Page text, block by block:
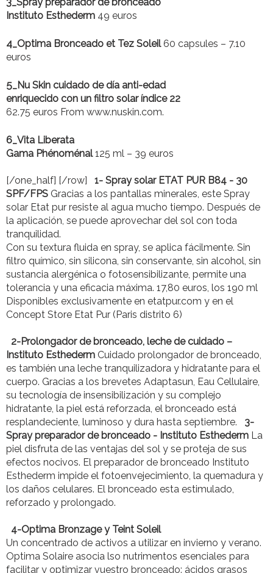
Instituto Esthederm 49 euros
4_ Optima Bronceado et Tez Soleil60 capsules – 7.10
euros
5_ Nu Skin cuidado de día anti-edad
enriquecido con un filtro solar índice 22
62.75 euros From www.nuskin.com.
6_ Vita Liberata
Gama Phénoménal125 ml – 39 euros
[/one_half] [/row] 1- Spray solar ETAT PUR B84 - 30
SPF/FPS Gracias a los pantallas minerales, este Spray
solar Etat pur resiste al agua mucho tiempo. Después de
la aplicación, se puede aprovechar del sol con toda
tranquilidad.
Con su textura fluida en spray, se aplica fácilmente. Sin
filtro químico, sin silicona, sin conservante, sin alcohol, sin
sustancia alergénica o fotosensibilizante, permite una
tolerancia y una eficacia máxima. 17,80 euros, los 190 ml
Disponibles exclusivamente en etatpur.com y en el
Concept Store Etat Pur (Paris distrito 6)
2-Prolongador de bronceado, leche de cuidado –
Instituto Esthederm Cuidado prolongador de bronceado,
es también una leche tranquilizadora y hidratante para el
cuerpo. Gracias a los brevetes Adaptasun, Eau Cellulaire,
su tecnología de insensibilización y su complejo
hidratante, la piel está reforzada, el bronceado está
resplandeciente, luminoso y dura hasta septiembre. 3-
Spray preparador de bronceado - Instituto Esthederm La
piel disfruta de las ventajas del sol y se proteja de sus
efectos nocivos. El preparador de bronceado Instituto
Esthederm impide el fotoenvejecimiento, la quemadura y
los daños celulares. El bronceado esta estimulado,
reforzado y prolongado.
4-Optima Bronzage y Teint Soleil
Un concentrado de activos a utilizar en invierno y verano.
Optima Solaire asocia lso nutrimentos esenciales para
facilitar y optimizar vuestro bronceado: ácidos grasos